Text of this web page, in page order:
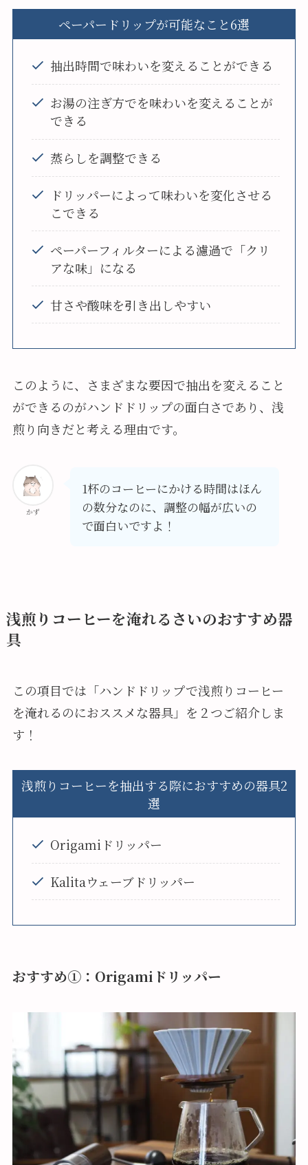
ペーパードリップが可能なこと6選
抽出時間で味わいを変えることができる
お湯の注ぎ方でを味わいを変えることが
できる
蒸らしを調整できる
ドリッパーによって味わいを変化させる
こできる
ペーパーフィルターによる濾過で「クリ
アな味」になる
甘さや酸味を引き出しやすい
このように、さまざまな要因で抽出を変えること
ができるのがハンドドリップの面白さであり、浅
煎り向きだと考える理由です。
かず
1杯のコーヒーにかける時間はほん
の数分なのに、調整の幅が広いの
で面白いですよ！
浅煎りコーヒーを淹れるさいのおすすめ器
具
この項目では「ハンドドリップで浅煎りコーヒー
を淹れるのにおススメな器具」を２つご紹介しま
す！
浅煎りコーヒーを抽出する際におすすめの器具2
選
Origamiドリッパー
Kalitaウェーブドリッパー
おすすめ①：Origamiドリッパー